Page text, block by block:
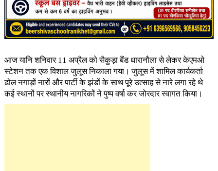
आज यानि शनिवार 11 अप्रैल को सैकुड़ा बैंड धारानौला से लेकर केएमओ
स्टेशन तक एक विशाल जुलूस निकाला गया। जुलूस में शामिल कार्यकर्ता
ढोल नगाड़ों नारों और पार्टी के झंडों के साथ पूरे उत्साह से नारे लगा रहे थे
कई स्थानों पर स्थानीय नागरिकों ने पुष्प वर्षा कर जोरदार स्वागत किया।